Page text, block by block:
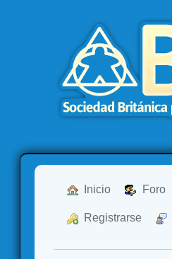
Inicio Foro
Registrarse